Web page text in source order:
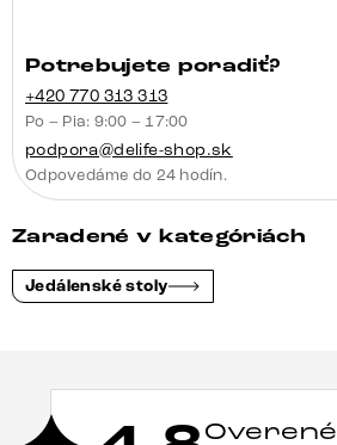
Potrebujete poradiť?
+420 770 313 313
Po – Pia: 9:00 – 17:00
podpora@delife-shop.sk
Odpovedáme do 24 hodín.
Zaradené v kategóriách
Jedálenské stoly
Overené